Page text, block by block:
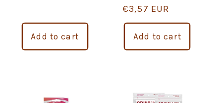
Add to cart
Regular
price
€3,57 EUR
Add to cart